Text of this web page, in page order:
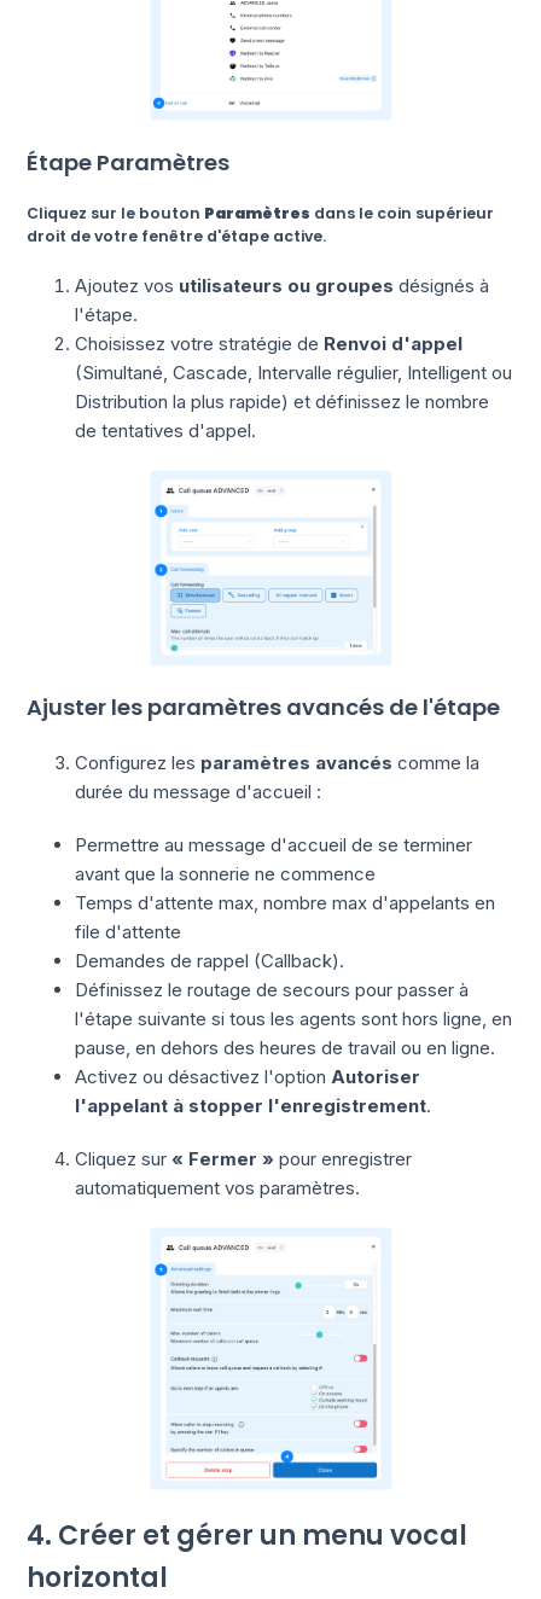
Étape Paramètres
Cliquez sur le bouton Paramètres dans le coin supérieur
droit de votre fenêtre d'étape active.
Ajoutez vos utilisateurs ou groupes désignés à
l'étape.
Choisissez votre stratégie de Renvoi d'appel
(Simultané, Cascade, Intervalle régulier, Intelligent ou
Distribution la plus rapide) et définissez le nombre
de tentatives d'appel.
Ajuster les paramètres avancés de l'étape
Configurez les paramètres avancés comme la
durée du message d'accueil :
Permettre au message d'accueil de se terminer
avant que la sonnerie ne commence
Temps d'attente max, nombre max d'appelants en
file d'attente
Demandes de rappel (Callback).
Définissez le routage de secours pour passer à
l'étape suivante si tous les agents sont hors ligne, en
pause, en dehors des heures de travail ou en ligne.
Activez ou désactivez l'optionAutoriser
l'appelant à stopper l'enregistrement.
Cliquez sur« Fermer » pour enregistrer
automatiquement vos paramètres.
4. Créer et gérer un menu vocal
horizontal